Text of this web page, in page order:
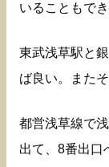
いることもでき
東武浅草駅と
ば良い。また
都営浅草線で
出て、8番出口